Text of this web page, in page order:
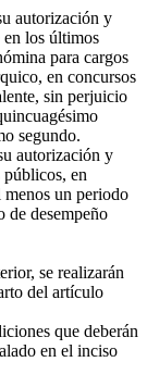
autorización y
en los últimos
para cargos
en concursos
sin perjuicio
segundo.
autorización y
públicos, en
un periodo
de desempeño
se realizarán
del artículo
que deberán
en el inciso